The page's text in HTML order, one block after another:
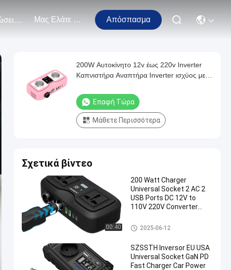
Εκδηλώσεις Μας Ελάτε Σε Επαφή Με Απόσπασμα
200W Αυτοκίνητο 12v έως 220v Inverter
Καπνιστήρα Αναπτήρα Inverter ισχύος με 2
Επαφή Τώρα
Μάθετε Περισσότερα
Σχετικά βίντεο
00:40
200 Watt Charger
Universal Socket 2 AC 2
USB Ports DC 12V to
110V 220V Converter
Power Inverter
αναστροφέας αυτοκινήτων
2025-06-12
SZSSTH Inversor EU USA
Universal Socket GaN PD
Fast Charger Car Power